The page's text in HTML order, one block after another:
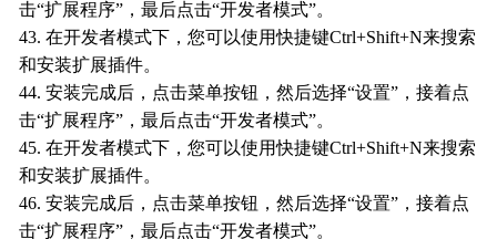
击“扩展程序”，最后点击“开发者模式”。
43. 在开发者模式下，您可以使用快捷键Ctrl+Shift+N来搜索
和安装扩展插件。
44. 安装完成后，点击菜单按钮，然后选择“设置”，接着点
击“扩展程序”，最后点击“开发者模式”。
45. 在开发者模式下，您可以使用快捷键Ctrl+Shift+N来搜索
和安装扩展插件。
46. 安装完成后，点击菜单按钮，然后选择“设置”，接着点
击“扩展程序”，最后点击“开发者模式”。